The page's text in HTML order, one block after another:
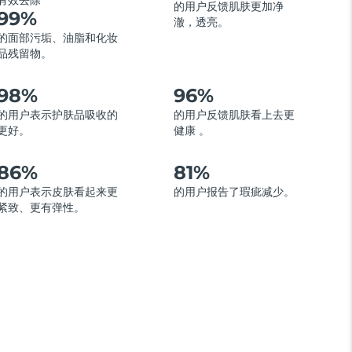
面部污垢、油脂和化妆
残留物。
的用户反馈肌肤更加净
澈，透亮。
用户表示护肤品吸收的
好。
96%
的用户反馈肌肤看上去更
健康 。
用户表示皮肤看起来更
致、更有弹性。
81%
的用户报告了瑕疵减少。